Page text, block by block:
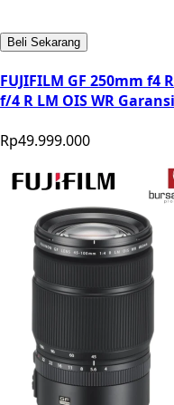
Beli Sekarang
FUJIFILM GF 250mm f4
f/4 R LM OIS WR
Rp49.999.000